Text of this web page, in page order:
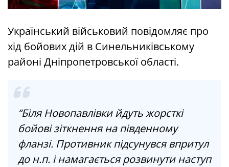
Український військовий повідомляє про
хід бойових дій в Синельниківському
районі Дніпропетровської області.
“Біля Новопавлівки йдуть жорсткі
бойові зіткнення на південному
фланзі. Противник підсунувся впритул
до н.п. і намагається розвинути наступ